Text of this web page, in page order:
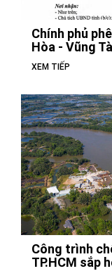
Chính phủ
Hòa - Vũng
XEM TIẾP
Công trình
TP.HCM sắp